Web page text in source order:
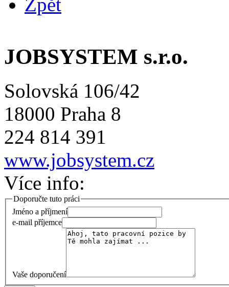
Zpět
JOBSYSTEM s.r.o.
Solovská 106/42
18000 Praha 8
224 814 391
www.jobsystem.cz
Více info:
Doporučte tuto práci
Jméno a příjmení
e-mail příjemce
Vaše doporučení